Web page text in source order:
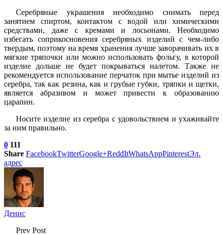
Серебряные украшения необходимо снимать перед
занятием спиртом, контактом с водой или химическими
средствами, даже с кремами и лосьонами. Необходимо
избегать соприкосновения серебряных изделий с чем-либо
твердым, поэтому на время хранения лучше заворачивать их в
мягкие тряпочки или можно использовать фольгу, в которой
изделие дольше не будет покрываться налетом. Также не
рекомендуется использование перчаток при мытье изделий из
серебра, так как резина, как и грубые губки, тряпки и щетки,
является абразивом и может привести к образованию
царапин.
Носите изделие из серебра с удовольствием и ухаживайте
за ним правильно.
0 111
Share FacebookTwitterGoogle+ReddItWhatsAppPinterestЭл.
адрес
Денис
Prev Post